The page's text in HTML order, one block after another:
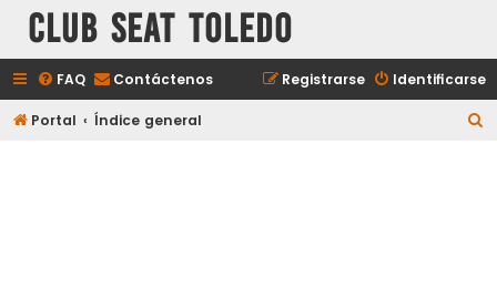
Club Seat Toledo
FAQ Contáctenos Identificarse
Registrarse
Portal Índice general